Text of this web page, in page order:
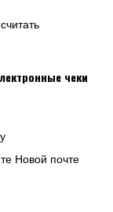
чеки
Новой почте